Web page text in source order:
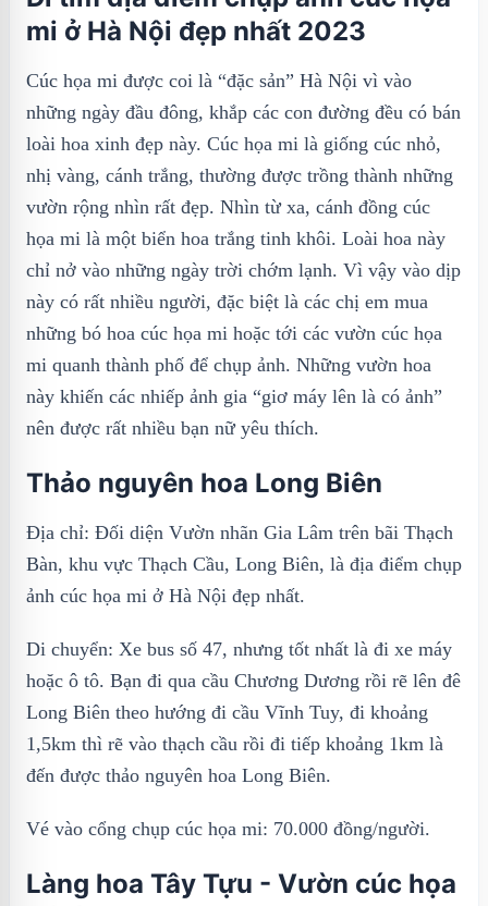
mi ở Hà Nội đẹp nhất 2023
Cúc họa mi được coi là “đặc sản” Hà Nội vì vào
những ngày đầu đông, khắp các con đường đều có bán
loài hoa xinh đẹp này. Cúc họa mi là giống cúc nhỏ,
nhị vàng, cánh trắng, thường được trồng thành những
vườn rộng nhìn rất đẹp. Nhìn từ xa, cánh đồng cúc
họa mi là một biển hoa trắng tinh khôi. Loài hoa này
chỉ nở vào những ngày trời chớm lạnh. Vì vậy vào dịp
này có rất nhiều người, đặc biệt là các chị em mua
những bó hoa cúc họa mi hoặc tới các vườn cúc họa
mi quanh thành phố để chụp ảnh. Những vườn hoa
này khiến các nhiếp ảnh gia “giơ máy lên là có ảnh”
nên được rất nhiều bạn nữ yêu thích.
Thảo nguyên hoa Long Biên
Địa chỉ: Đối diện Vườn nhãn Gia Lâm trên bãi Thạch
Bàn, khu vực Thạch Cầu, Long Biên, là địa điểm chụp
ảnh cúc họa mi ở Hà Nội đẹp nhất.
Di chuyển: Xe bus số 47, nhưng tốt nhất là đi xe máy
hoặc ô tô. Bạn đi qua cầu Chương Dương rồi rẽ lên đê
Long Biên theo hướng đi cầu Vĩnh Tuy, đi khoảng
1,5km thì rẽ vào thạch cầu rồi đi tiếp khoảng 1km là
đến được thảo nguyên hoa Long Biên.
Vé vào cổng chụp cúc họa mi: 70.000 đồng/người.
Làng hoa Tây Tựu - Vườn cúc họa